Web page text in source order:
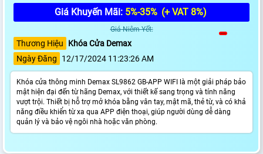
Giá Khuyến Mãi: 5%-35% (+ VAT 8%)
Giá Niêm Yết:
Thương Hiệu
Khóa Cửa Demax
Ngày Đăng
12/17/2024 11:23:26 AM
Khóa cửa thông minh Demax SL9862 GB-APP WIFI là một giải pháp bảo
mật hiện đại đến từ hãng Demax, với thiết kế sang trọng và tính năng
vượt trội. Thiết bị hỗ trợ mở khóa bằng vân tay, mật mã, thẻ từ, và có khả
năng điều khiển từ xa qua APP điện thoại, giúp người dùng dễ dàng
quản lý và bảo vệ ngôi nhà hoặc văn phòng.